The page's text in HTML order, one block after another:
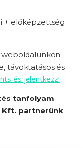
+ előképzettség
távoktatásos és
és jelentkezz!
tanfolyam
Kft. partnerünk